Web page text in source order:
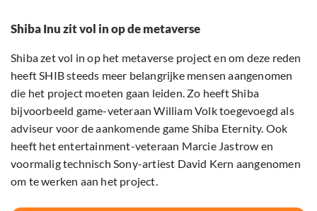
Shiba Inu zit vol in op de metaverse
Shiba zet vol in op het metaverse project en om deze reden
heeft SHIB steeds meer belangrijke mensen aangenomen
die het project moeten gaan leiden. Zo heeft Shiba
bijvoorbeeld game-veteraan William Volk toegevoegd als
adviseur voor de aankomende game Shiba Eternity. Ook
heeft het entertainment-veteraan Marcie Jastrow en
voormalig technisch Sony-artiest David Kern aangenomen
om te werken aan het project.